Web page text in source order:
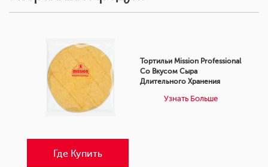
Тортильи Mission Professional
Со Вкусом Сыра
Длительного Хранения
Узнать Больше
Где Купить